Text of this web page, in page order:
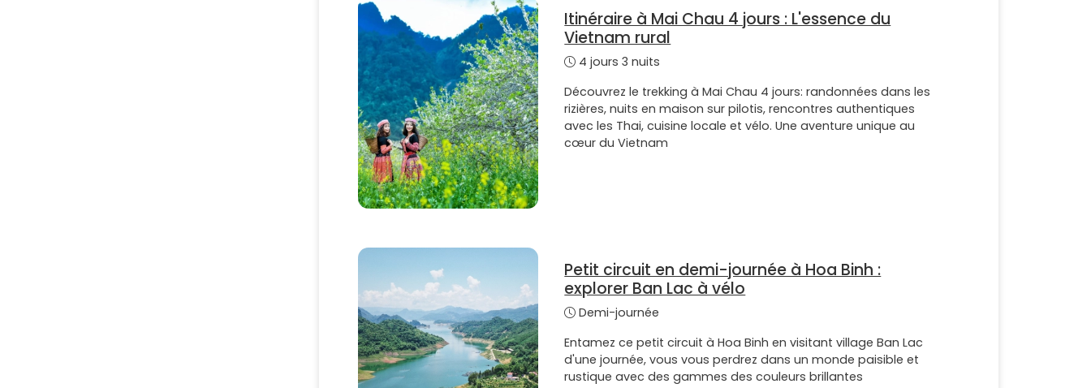
Itinéraire à Mai Chau 4 jours : L'essence du
Vietnam rural
4 jours 3 nuits
Découvrez le trekking à Mai Chau 4 jours: randonnées dans les
rizières, nuits en maison sur pilotis, rencontres authentiques
avec les Thai, cuisine locale et vélo. Une aventure unique au
cœur du Vietnam
Petit circuit en demi-journée à Hoa Binh :
explorer Ban Lac à vélo
Demi-journée
Entamez ce petit circuit à Hoa Binh en visitant village Ban Lac
d'une journée, vous vous perdrez dans un monde paisible et
rustique avec des gammes des couleurs brillantes